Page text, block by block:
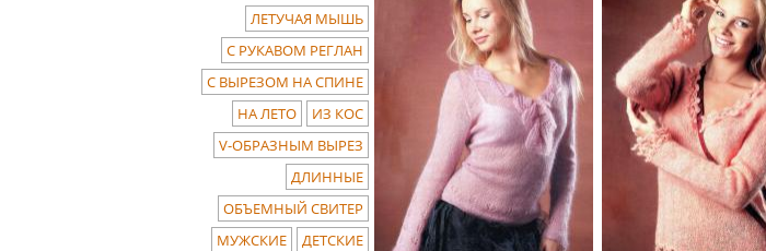
ЛЕТУЧАЯ МЫШЬ
С РУКАВОМ РЕГЛАН
С ВЫРЕЗОМ НА СПИНЕ
НА ЛЕТО
ИЗ КОС
V-ОБРАЗНЫМ ВЫРЕЗ
ДЛИННЫЕ
ОБЪЕМНЫЙ СВИТЕР
МУЖСКИЕ
ДЕТСКИЕ